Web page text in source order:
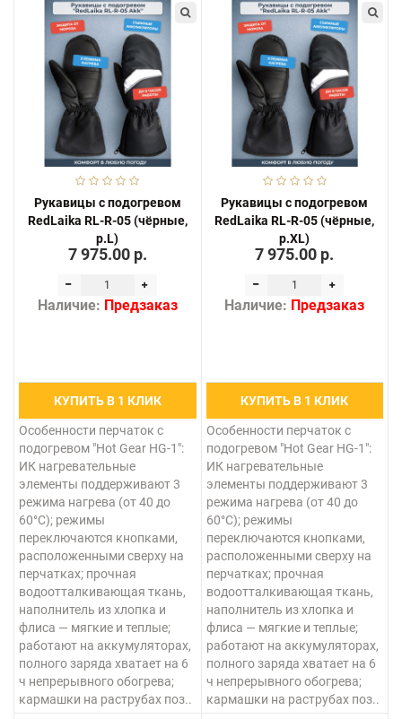
Рукавицы с подогревом
RedLaika RL-R-05 (чёрные,
р.L)
7 975.00 р.
Наличие: Предзаказ
КУПИТЬ В 1 КЛИК
Особенности перчаток с
подогревом "Hot Gear HG-1":
ИК нагревательные
элементы поддерживают 3
режима нагрева (от 40 до
60°C); режимы
переключаются кнопками,
расположенными сверху на
перчатках; прочная
водоотталкивающая ткань,
наполнитель из хлопка и
флиса — мягкие и теплые;
работают на аккумуляторах,
полного заряда хватает на 6
ч непрерывного обогрева;
кармашки на раструбах поз..
Рукавицы с подогревом
RedLaika RL-R-05 (чёрные,
р.XL)
7 975.00 р.
Наличие: Предзаказ
КУПИТЬ В 1 КЛИК
Особенности перчаток с
подогревом "Hot Gear HG-1":
ИК нагревательные
элементы поддерживают 3
режима нагрева (от 40 до
60°C); режимы
переключаются кнопками,
расположенными сверху на
перчатках; прочная
водоотталкивающая ткань,
наполнитель из хлопка и
флиса — мягкие и теплые;
работают на аккумуляторах,
полного заряда хватает на 6
ч непрерывного обогрева;
кармашки на раструбах поз..